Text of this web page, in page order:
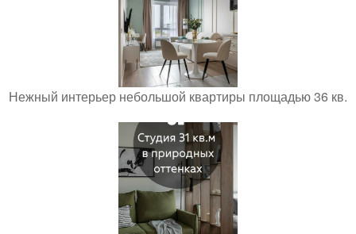
Нежный интерьер небольшой квартиры площадью 36 кв.